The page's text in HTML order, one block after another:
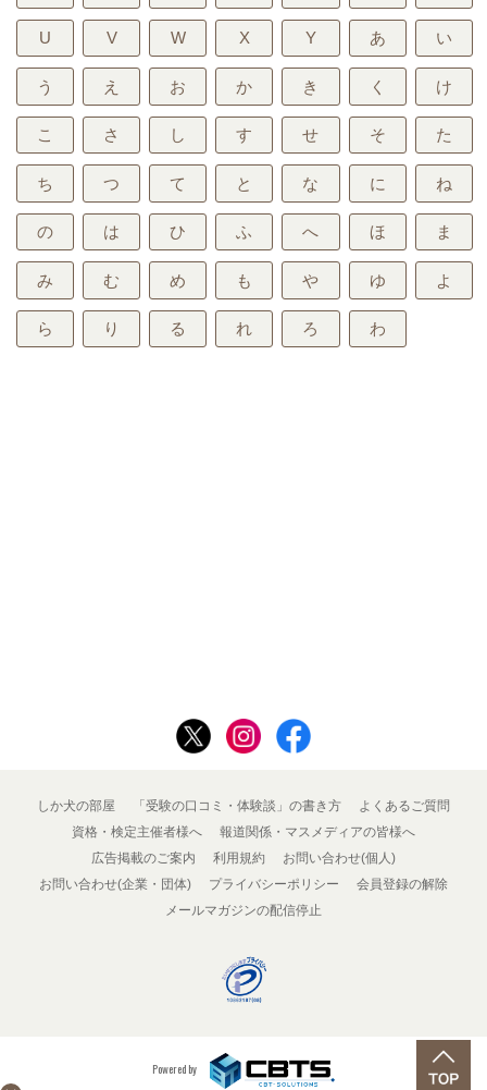
U V W X Y あ い
う え お か き く け
こ さ し す せ そ た
ち つ て と な に ね
の は ひ ふ へ ほ ま
み む め も や ゆ よ
ら り る れ ろ わ
しか犬の部屋 「受験の口コミ・体験談」の書き方
よくあるご質問
資格・検定主催者様へ
報道関係・マスメディアの皆様へ
広告掲載のご案内
利用規約
お問い合わせ(個人)
お問い合わせ(企業・団体)
プライバシーポリシー
会員登録の解除
メールマガジンの配信停止
Powered by